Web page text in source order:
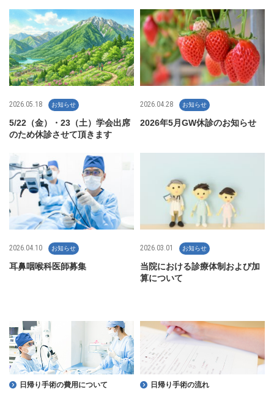
2026.05.18 お知らせ
5/22（金）・23（土）学会出席
のため休診させて頂きます
2026.04.28 お知らせ
2026年5月GW休診のお知らせ
2026.04.10 お知らせ
耳鼻咽喉科医師募集
2026.03.01 お知らせ
当院における診療体制および加
算について
日帰り手術の費用について 日帰り手術の流れ